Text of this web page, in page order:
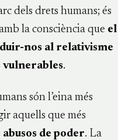
dels drets humans; és
la consciència que el
nos al relativisme
vulnerables.
són l’eina més
aquells que més
de poder. La